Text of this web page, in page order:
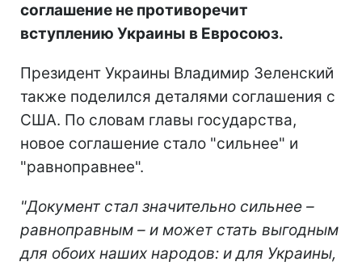
соглашение не противоречит
вступлению Украины в Евросоюз.
Президент Украины Владимир Зеленский
также поделился деталями соглашения с
США. По словам главы государства,
новое соглашение стало "сильнее" и
"равноправнее".
"Документ стал значительно сильнее –
равноправным – и может стать выгодным
для обоих наших народов: и для Украины,